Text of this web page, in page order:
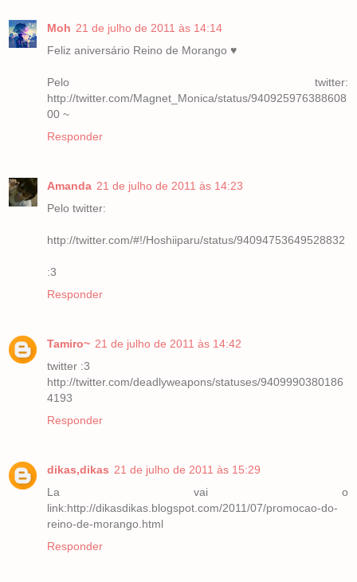
Moh 21 de julho de 2011 às 14:14
Feliz aniversário Reino de Morango ♥
Pelo twitter:
http://twitter.com/Magnet_Monica/status/940925976388608
00 ~
Responder
Amanda 21 de julho de 2011 às 14:23
Pelo twitter:
http://twitter.com/#!/Hoshiiparu/status/94094753649528832
:3
Responder
Tamiro~ 21 de julho de 2011 às 14:42
twitter :3
http://twitter.com/deadlyweapons/statuses/9409990380186
4193
Responder
dikas,dikas 21 de julho de 2011 às 15:29
La vai o
link:http://dikasdikas.blogspot.com/2011/07/promocao-do-
reino-de-morango.html
Responder